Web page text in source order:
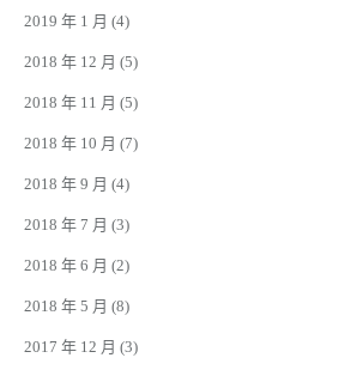
2019 年 1 月 (4)
2018 年 12 月 (5)
2018 年 11 月 (5)
2018 年 10 月 (7)
2018 年 9 月 (4)
2018 年 7 月 (3)
2018 年 6 月 (2)
2018 年 5 月 (8)
2017 年 12 月 (3)